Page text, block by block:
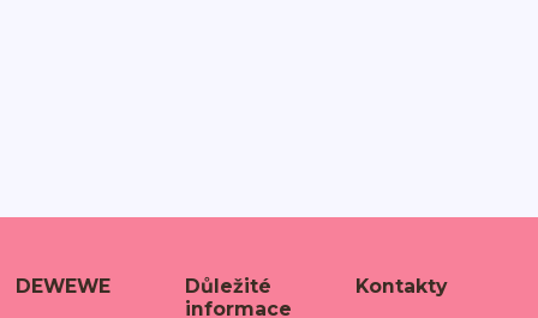
DEWEWE
Důležité
informace
Kontakty